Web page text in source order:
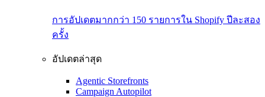
การอัปเดตมากกว่า 150 รายการใน Shopify ปีละสอง
ครั้ง
อัปเดตล่าสุด
Agentic Storefronts
Campaign Autopilot